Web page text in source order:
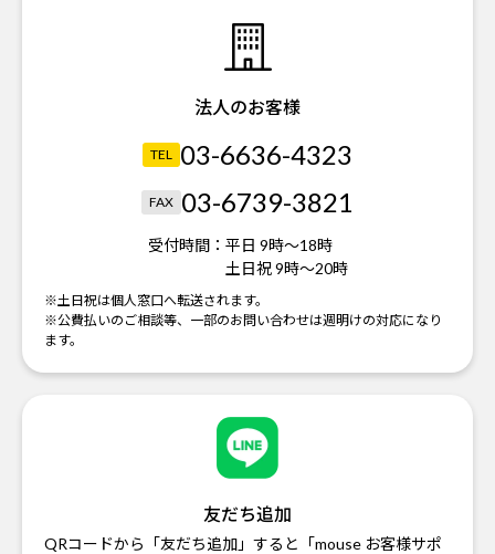
法人のお客様
TEL 03-6636-4323
FAX 03-6739-3821
受付時間： 平日 9時～18時
土日祝 9時～20時
※土日祝は個人窓口へ転送されます。
※公費払いのご相談等、一部のお問い合わせは週明けの対応になり
ます。
友だち追加
QRコードから「友だち追加」すると「mouse お客様サポ